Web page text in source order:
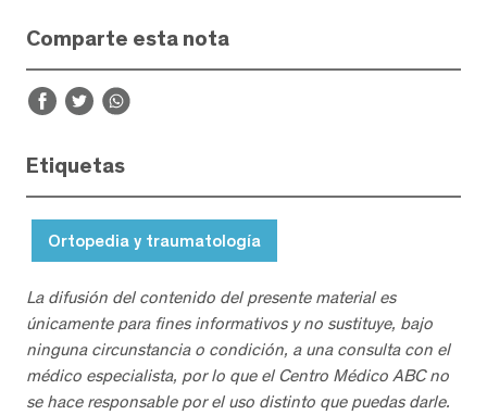
Comparte esta nota
Etiquetas
Ortopedia y traumatología
La difusión del contenido del presente material es
únicamente para fines informativos y no sustituye, bajo
ninguna circunstancia o condición, a una consulta con el
médico especialista, por lo que el Centro Médico ABC no
se hace responsable por el uso distinto que puedas darle.